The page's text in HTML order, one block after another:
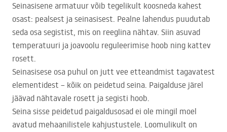
Seinasisene armatuur võib tegelikult koosneda kahest
osast: pealsest ja seinasisest. Pealne lahendus puudutab
seda osa segistist, mis on reeglina nähtav. Siin asuvad
temperatuuri ja joavoolu reguleerimise hoob ning kattev
rosett.
Seinasisese osa puhul on jutt vee etteandmist tagavatest
elementidest – kõik on peidetud seina. Paigalduse järel
jäävad nähtavale rosett ja segisti hoob.
Seina sisse peidetud paigaldusosad ei ole mingil moel
avatud mehaanilistele kahjustustele. Loomulikult on